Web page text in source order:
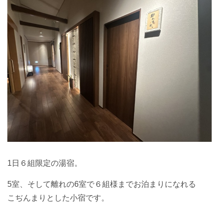
1日６組限定の湯宿。
5室、そして離れの6室で６組様までお泊まりになれる
こぢんまりとした小宿です。